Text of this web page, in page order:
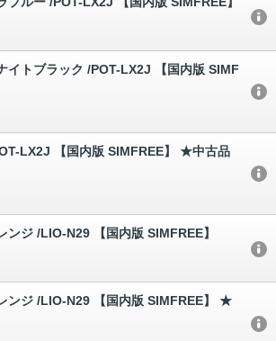
イトブラック /POT-LX2J 【国内版 SIMF
LX2J 【国内版 SIMFREE】 ★中古品
ジ /LIO-N29 【国内版 SIMFREE】
ンジ /LIO-N29 【国内版 SIMFREE】 ★